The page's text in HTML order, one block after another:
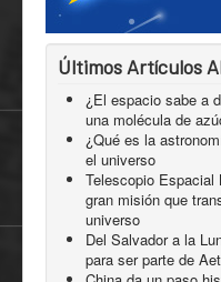
Últimos Artículos
¿El espacio sabe a
una molécula de
¿Qué es la
el universo
Telescopio Espacial
gran misión que
universo
Del Salvador a la
para ser parte de